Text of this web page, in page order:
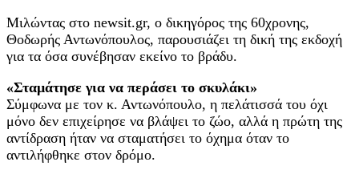
Μιλώντας στο newsit.gr, ο δικηγόρος της 60χρονης,
Θοδωρής Αντωνόπουλος, παρουσιάζει τη δική της εκδοχή
για τα όσα συνέβησαν εκείνο το βράδυ.
«Σταμάτησε για να περάσει το σκυλάκι»
Σύμφωνα με τον κ. Αντωνόπουλο, η πελάτισσά του όχι
μόνο δεν επιχείρησε να βλάψει το ζώο, αλλά η πρώτη της
αντίδραση ήταν να σταματήσει το όχημα όταν το
αντιλήφθηκε στον δρόμο.